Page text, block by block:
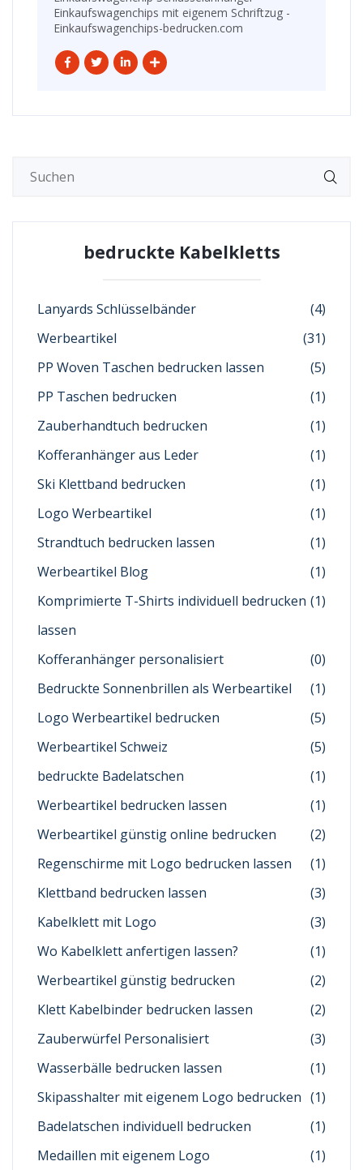
Einkaufswagenchips mit eigenem Schriftzug -
Einkaufswagenchips-bedrucken.com
bedruckte Kabelkletts
Lanyards Schlüsselbänder
(4)
Werbeartikel
(31)
PP Woven Taschen bedrucken lassen
(5)
PP Taschen bedrucken
(1)
Zauberhandtuch bedrucken
(1)
Kofferanhänger aus Leder
(1)
Ski Klettband bedrucken
(1)
Logo Werbeartikel
(1)
Strandtuch bedrucken lassen
(1)
Werbeartikel Blog
(1)
Komprimierte T-Shirts individuell bedrucken
lassen
(1)
Kofferanhänger personalisiert
(0)
Bedruckte Sonnenbrillen als Werbeartikel
(1)
Logo Werbeartikel bedrucken
(5)
Werbeartikel Schweiz
(5)
bedruckte Badelatschen
(1)
Werbeartikel bedrucken lassen
(1)
Werbeartikel günstig online bedrucken
(2)
Regenschirme mit Logo bedrucken lassen
(1)
Klettband bedrucken lassen
(3)
Kabelklett mit Logo
(3)
Wo Kabelklett anfertigen lassen?
(1)
Werbeartikel günstig bedrucken
(2)
Klett Kabelbinder bedrucken lassen
(2)
Zauberwürfel Personalisiert
(3)
Wasserbälle bedrucken lassen
(1)
Skipasshalter mit eigenem Logo bedrucken (1)
Badelatschen individuell bedrucken
(1)
Medaillen mit eigenem Logo
(1)